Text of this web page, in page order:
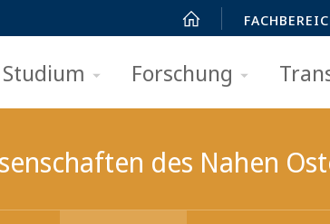
Studium Forschung
des Nahen